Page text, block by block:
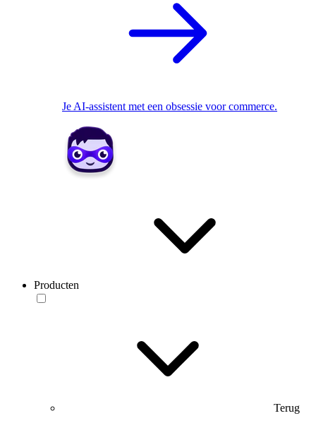
Je AI-assistent met een obsessie voor commerce.
Producten
Terug